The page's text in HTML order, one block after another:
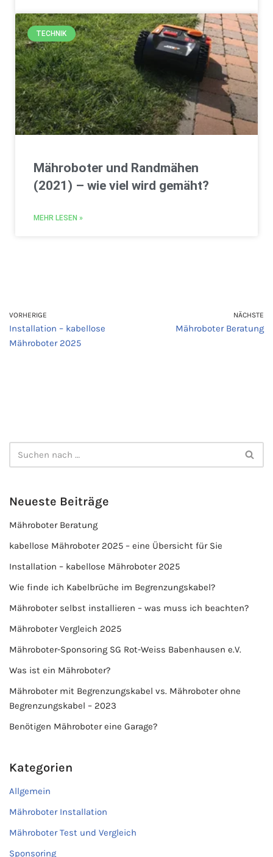
TECHNIK
Mähroboter und Randmähen
(2021) – wie viel wird gemäht?
MEHR LESEN »
VORHERIGE
Installation – kabellose
Mähroboter 2025
NÄCHSTE
Mähroboter Beratung
Neueste Beiträge
Mähroboter Beratung
kabellose Mähroboter 2025 – eine Übersicht für Sie
Installation – kabellose Mähroboter 2025
Wie finde ich Kabelbrüche im Begrenzungskabel?
Mähroboter selbst installieren – was muss ich beachten?
Mähroboter Vergleich 2025
Mähroboter-Sponsoring SG Rot-Weiss Babenhausen e.V.
Was ist ein Mähroboter?
Mähroboter mit Begrenzungskabel vs. Mähroboter ohne
Begrenzungskabel – 2023
Benötigen Mähroboter eine Garage?
Kategorien
Allgemein
Mähroboter Installation
Mähroboter Test und Vergleich
Sponsoring